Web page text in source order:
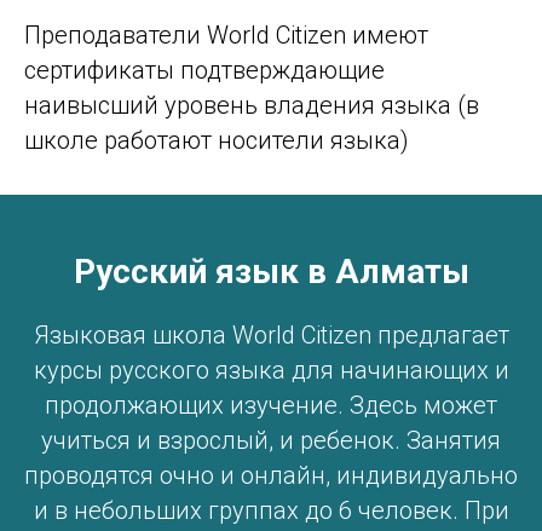
Преподаватели World Citizen имеют
сертификаты подтверждающие
наивысший уровень владения языка (в
школе работают носители языка)
Русский язык в Алматы
Языковая школа World Citizen предлагает
курсы русского языка для начинающих и
продолжающих изучение. Здесь может
учиться и взрослый, и ребенок. Занятия
проводятся очно и онлайн, индивидуально
и в небольших группах до 6 человек. При